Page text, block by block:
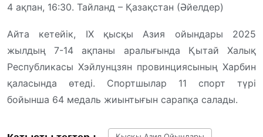
4 ақпан, 16:30. Тайланд – Қазақстан (Әйелдер)
Айта кетейік, IX қысқы Азия ойындары 2025
жылдың 7-14 ақпаны аралығында Қытай Халық
Республикасы Хэйлунцзян провинциясының Харбин
қаласында өтеді. Спортшылар 11 спорт түрі
бойынша 64 медаль жиынтығын сарапқа салады.